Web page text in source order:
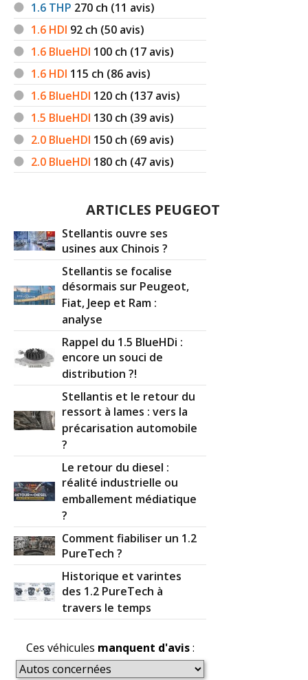
1.6 THP 270 ch (11 avis)
1.6 HDI 92 ch (50 avis)
1.6 BlueHDI 100 ch (17 avis)
1.6 HDI 115 ch (86 avis)
1.6 BlueHDI 120 ch (137 avis)
1.5 BlueHDI 130 ch (39 avis)
2.0 BlueHDI 150 ch (69 avis)
2.0 BlueHDI 180 ch (47 avis)
ARTICLES PEUGEOT
Stellantis ouvre ses
usines aux Chinois ?
Stellantis se focalise
désormais sur Peugeot,
Fiat, Jeep et Ram :
analyse
Rappel du 1.5 BlueHDi :
encore un souci de
distribution ?!
Stellantis et le retour du
ressort à lames : vers la
précarisation automobile
?
Le retour du diesel :
réalité industrielle ou
emballement médiatique
?
Comment fiabiliser un 1.2
PureTech ?
Historique et varintes
des 1.2 PureTech à
travers le temps
Ces véhicules manquent d'avis: